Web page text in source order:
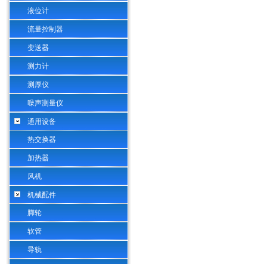
液位计
流量控制器
变送器
测力计
测厚仪
噪声测量仪
通用设备
热交换器
加热器
风机
机械配件
脚轮
软管
导轨